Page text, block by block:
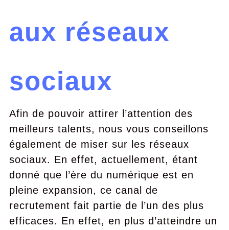
aux réseaux
sociaux
Afin de pouvoir attirer l’attention des
meilleurs talents, nous vous conseillons
également de miser sur les réseaux
sociaux. En effet, actuellement, étant
donné que l’ère du numérique est en
pleine expansion, ce canal de
recrutement fait partie de l’un des plus
efficaces. En effet, en plus d’atteindre un